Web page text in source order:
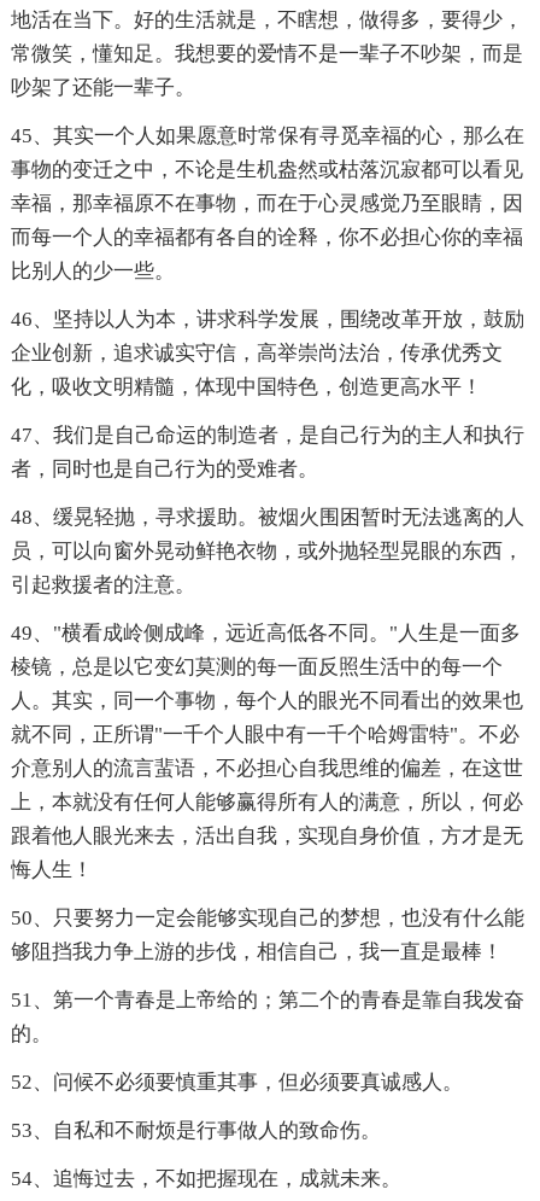
地活在当下。好的生活就是，不瞎想，做得多，要得少，
常微笑，懂知足。我想要的爱情不是一辈子不吵架，而是
吵架了还能一辈子。
45、其实一个人如果愿意时常保有寻觅幸福的心，那么在
事物的变迁之中，不论是生机盎然或枯落沉寂都可以看见
幸福，那幸福原不在事物，而在于心灵感觉乃至眼睛，因
而每一个人的幸福都有各自的诠释，你不必担心你的幸福
比别人的少一些。
46、坚持以人为本，讲求科学发展，围绕改革开放，鼓励
企业创新，追求诚实守信，高举崇尚法治，传承优秀文
化，吸收文明精髓，体现中国特色，创造更高水平！
47、我们是自己命运的制造者，是自己行为的主人和执行
者，同时也是自己行为的受难者。
48、缓晃轻抛，寻求援助。被烟火围困暂时无法逃离的人
员，可以向窗外晃动鲜艳衣物，或外抛轻型晃眼的东西，
引起救援者的注意。
49、"横看成岭侧成峰，远近高低各不同。"人生是一面多
棱镜，总是以它变幻莫测的每一面反照生活中的每一个
人。其实，同一个事物，每个人的眼光不同看出的效果也
就不同，正所谓"一千个人眼中有一千个哈姆雷特"。不必
介意别人的流言蜚语，不必担心自我思维的偏差，在这世
上，本就没有任何人能够赢得所有人的满意，所以，何必
跟着他人眼光来去，活出自我，实现自身价值，方才是无
悔人生！
50、只要努力一定会能够实现自己的梦想，也没有什么能
够阻挡我力争上游的步伐，相信自己，我一直是最棒！
51、第一个青春是上帝给的；第二个的青春是靠自我发奋
的。
52、问候不必须要慎重其事，但必须要真诚感人。
53、自私和不耐烦是行事做人的致命伤。
54、追悔过去，不如把握现在，成就未来。